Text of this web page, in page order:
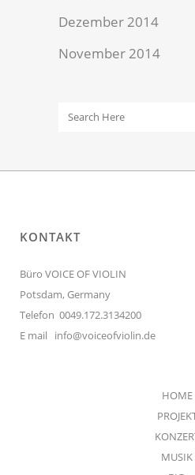
Dezember 2014
November 2014
KONTAKT
Büro VOICE OF VIOLIN
Potsdam, Germany
Telefon 0049.172.3134200
E mail info@voiceofviolin.de
HOME
MUSIK